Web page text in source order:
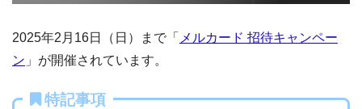
2025年2月16日（日）まで「 メルカード 招待キャンペー
ン 」が開催されています。
特記事項